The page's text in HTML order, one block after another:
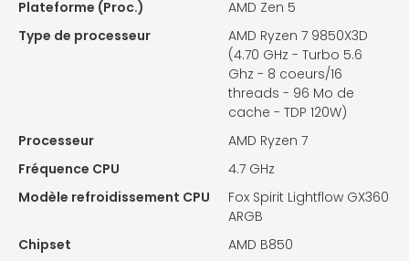
Plateforme (Proc.)
AMD Zen 5
Type de processeur
AMD Ryzen 7 9850X3D
(4.70 GHz - Turbo 5.6
Ghz - 8 coeurs/16
threads - 96 Mo de
cache - TDP 120W)
Processeur
AMD Ryzen 7
Fréquence CPU
4.7 GHz
Modèle refroidissement CPU
Fox Spirit Lightflow GX360
ARGB
Chipset
AMD B850